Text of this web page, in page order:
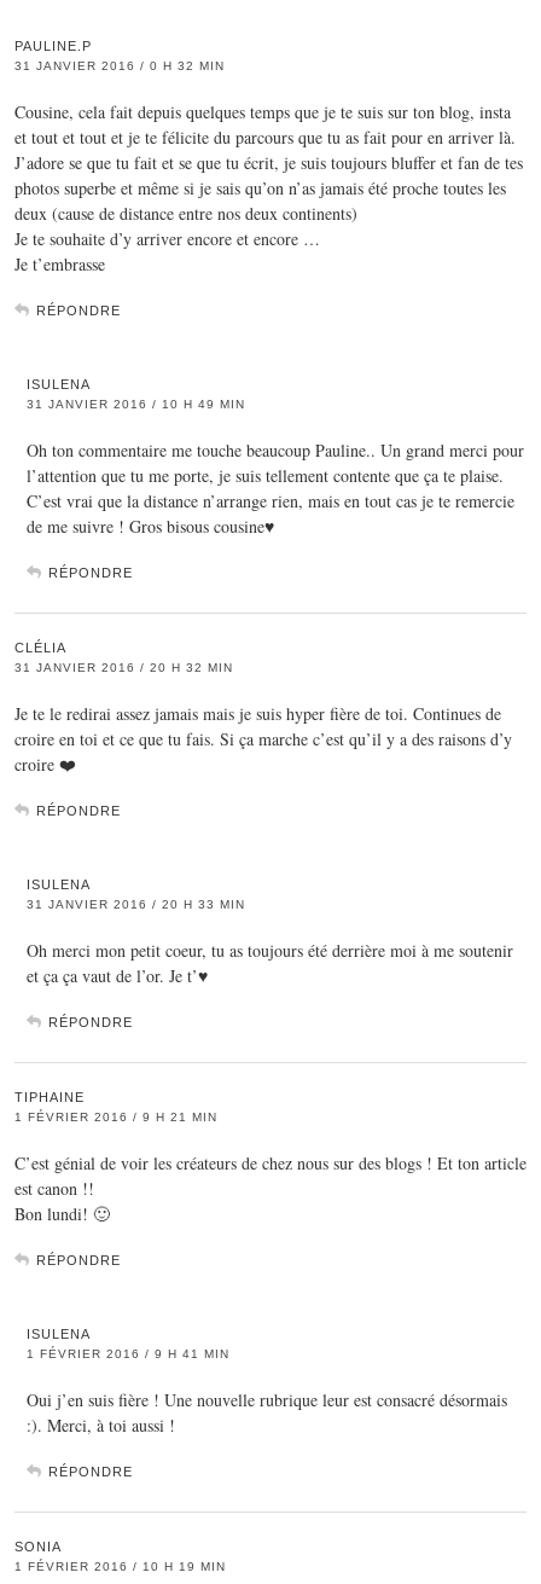
PAULINE.P
31 JANVIER 2016 / 0 H 32 MIN
Cousine, cela fait depuis quelques temps que je te suis sur ton blog, insta
et tout et tout et je te félicite du parcours que tu as fait pour en arriver là.
J’adore se que tu fait et se que tu écrit, je suis toujours bluffer et fan de tes
photos superbe et même si je sais qu’on n’as jamais été proche toutes les
deux (cause de distance entre nos deux continents)
Je te souhaite d’y arriver encore et encore …
Je t’embrasse
RÉPONDRE
ISULENA
31 JANVIER 2016 / 10 H 49 MIN
Oh ton commentaire me touche beaucoup Pauline.. Un grand merci pour
l’attention que tu me porte, je suis tellement contente que ça te plaise.
C’est vrai que la distance n’arrange rien, mais en tout cas je te remercie
de me suivre ! Gros bisous cousine♥
RÉPONDRE
CLÉLIA
31 JANVIER 2016 / 20 H 32 MIN
Je te le redirai assez jamais mais je suis hyper fière de toi. Continues de
croire en toi et ce que tu fais. Si ça marche c’est qu’il y a des raisons d’y
croire ❤️
RÉPONDRE
ISULENA
31 JANVIER 2016 / 20 H 33 MIN
Oh merci mon petit coeur, tu as toujours été derrière moi à me soutenir
et ça ça vaut de l’or. Je t’♥
RÉPONDRE
TIPHAINE
1 FÉVRIER 2016 / 9 H 21 MIN
C’est génial de voir les créateurs de chez nous sur des blogs ! Et ton article
est canon !!
Bon lundi! 🙂
RÉPONDRE
ISULENA
1 FÉVRIER 2016 / 9 H 41 MIN
Oui j’en suis fière ! Une nouvelle rubrique leur est consacré désormais
:). Merci, à toi aussi !
RÉPONDRE
SONIA
1 FÉVRIER 2016 / 10 H 19 MIN